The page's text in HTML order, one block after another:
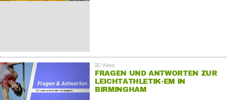
FRAGEN UND ANTWORTEN ZUR
LEICHTATHLETIK-EM IN
BIRMINGHAM